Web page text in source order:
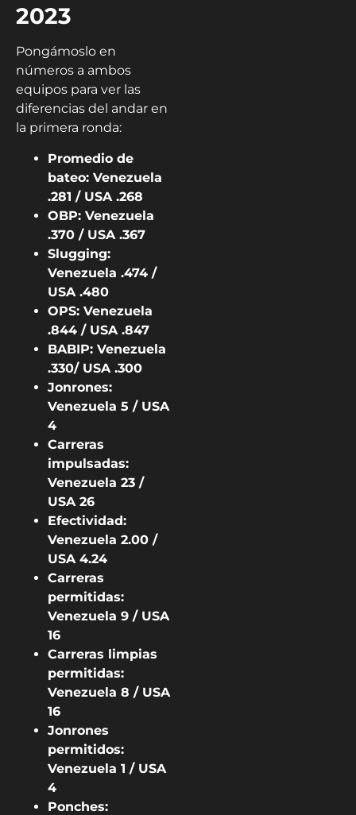
2023
Pongámoslo en
números a ambos
equipos para ver las
diferencias del andar en
la primera ronda:
Promedio de
bateo: Venezuela
.281 / USA .268
OBP: Venezuela
.370 / USA .367
Slugging:
Venezuela .474 /
USA .480
OPS: Venezuela
.844 / USA .847
BABIP: Venezuela
.330/ USA .300
Jonrones:
Venezuela 5 / USA
4
Carreras
impulsadas:
Venezuela 23 /
USA 26
Efectividad:
Venezuela 2.00 /
USA 4.24
Carreras
permitidas:
Venezuela 9 / USA
16
Carreras limpias
permitidas:
Venezuela 8 / USA
16
Jonrones
permitidos:
Venezuela 1 / USA
4
Ponches: